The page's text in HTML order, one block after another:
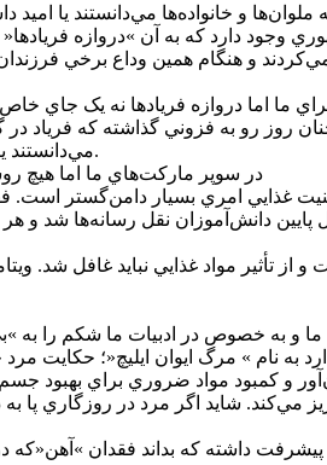
که ملوان‌ها و خانواده‌ها مي‌دانستند
وجود دارد که به آن »‌دروازه
و هنگام همين وداع برخي
روز رو به فزوني گذاشته که فرياد
مي‌دانستند يا اميد داشتند پس از گذشتِ در نهايت يک سال يا دوسه سال دوري، روز بازگشت و وصال مي‌رسد و مي توانند عزيزان‌شان را در آغوش کشند.
در سوپر مارکت‌هاي ما اما هيچ
دانش‌آموزان نقل رسانه‌ها شد و هر
و از تأثير مواد غذايي نبايد غافل
به نام » مرگ ايوان ايليچ«؛
و کمبود مواد ضروري براي بهبود
مي‌کند. شايد اگر مرد در روزگاري پا
پيشرفت داشته که بداند فقدان